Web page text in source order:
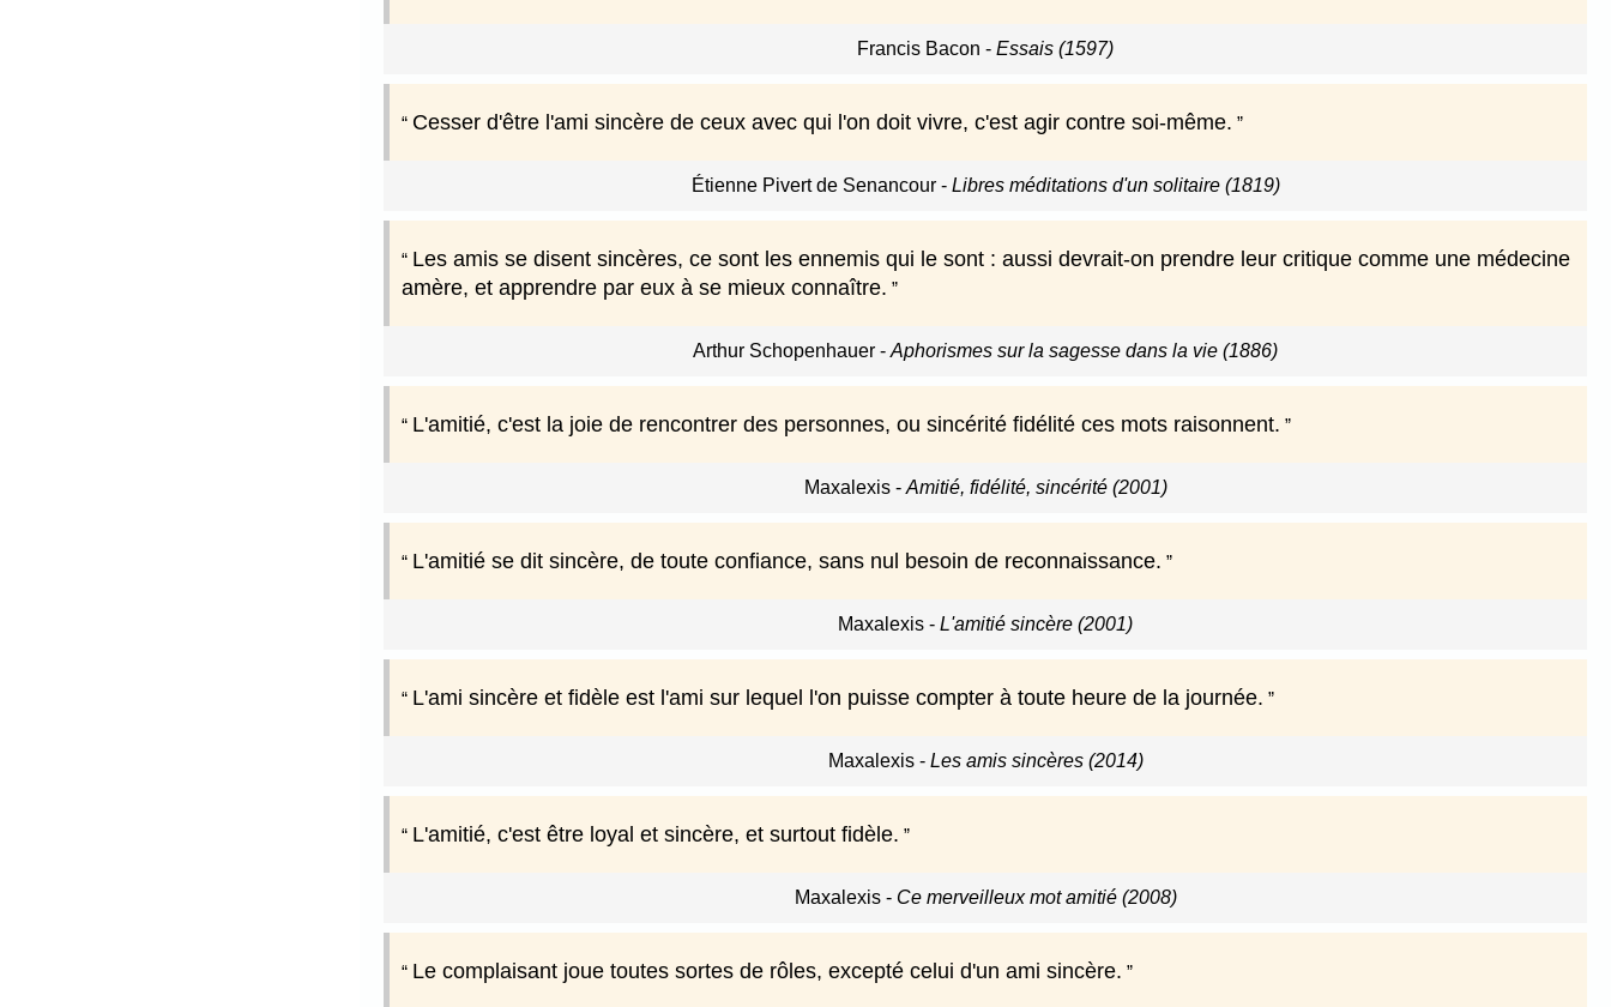
Francis Bacon - Essais (1597)
Cesser d'être l'ami sincère de ceux avec qui l'on doit vivre, c'est agir contre soi-même.
Étienne Pivert de Senancour- Libres méditations d'un solitaire (1819)
Les amis se disent sincères, ce sont les ennemis qui le sont : aussi devrait-on prendre leur critique comme une médecine
amère, et apprendre par eux à se mieux connaître.
Arthur Schopenhauer - Aphorismes sur la sagesse dans la vie (1886)
L'amitié, c'est la joie de rencontrer des personnes, ou sincérité fidélité ces mots raisonnent.
Maxalexis- Amitié, fidélité, sincérité (2001)
L'amitié se dit sincère, de toute confiance, sans nul besoin de reconnaissance.
Maxalexis - L'amitié sincère (2001)
L'ami sincère et fidèle est l'ami sur lequel l'on puisse compter à toute heure de la journée.
Maxalexis- Les amis sincères (2014)
L'amitié, c'est être loyal et sincère, et surtout fidèle.
Maxalexis- Ce merveilleux mot amitié (2008)
Le complaisant joue toutes sortes de rôles, excepté celui d'un ami sincère.